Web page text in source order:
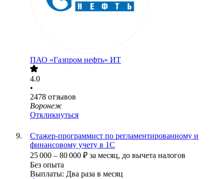
ПАО «Газпром нефть» ИТ
4.0
•
2478 отзывов
Воронеж
Откликнуться
Стажер-программист по регламентированному и
финансовому учету в 1С
25 000 – 80 000 ₽ за месяц, до вычета налогов
Без опыта
Выплаты: Два раза в месяц